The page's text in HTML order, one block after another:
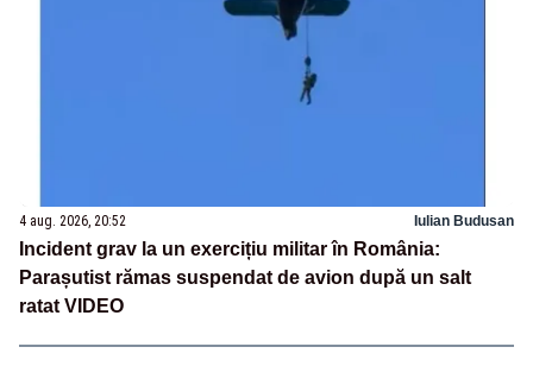
4 aug. 2026, 20:52 Iulian Budusan
Incident grav la un exercițiu militar în România:
Parașutist rămas suspendat de avion după un salt
ratat VIDEO